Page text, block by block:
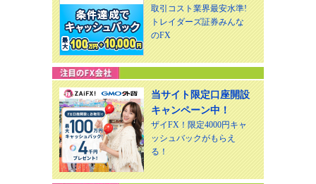
取引コスト業界最安水準!
トレイダーズ証券みんな
のFX
当サイト限定口座開設
キャンペーン中！
ザイFX！限定4000円キャ
ッシュバックがもらえ
る！